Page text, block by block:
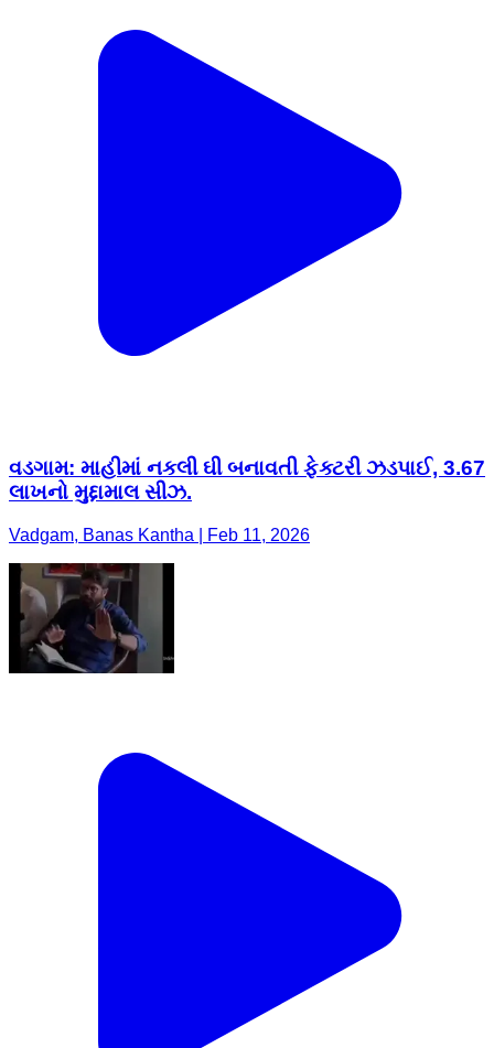
વડગામ: માહીમાં નકલી ઘી બનાવતી ફેક્ટરી ઝડપાઈ, 3.67
લાખનો મુદ્દામાલ સીઝ.
Vadgam, Banas Kantha | Feb 11, 2026